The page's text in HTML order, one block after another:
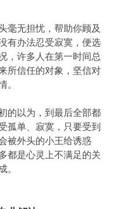
毫无担忧，帮助你顾及
有办法忍受寂寞，便选
，许多人在第一时间总
所信任的对象，坚信对
。
的以为，到最后全部都
孤单、寂寞，只要受到
被外头的小王给诱惑
都是心灵上不满足的关
。